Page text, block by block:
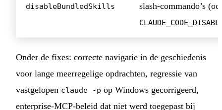
disableBundledSkills
slash-commando’s
Onder de fixes: correcte navigatie in de geschiedenis
voor lange meerregelige opdrachten, regressie van
vastgelopen claude -p op Windows gecorrigeerd,
enterprise-MCP-beleid dat niet werd toegepast bij